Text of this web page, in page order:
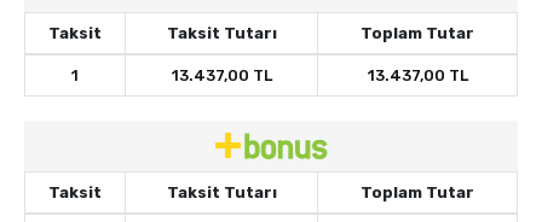
Taksit Taksit Tutarı Toplam Tutar
1 13.437,00 TL 13.437,00 TL
Taksit Taksit Tutarı Toplam Tutar